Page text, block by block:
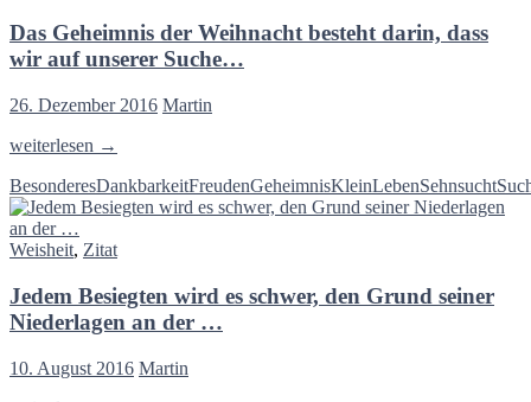
uns
nicht
aufgibt,
nur
weil
es
…
Das Geheimnis der Weihnacht besteht darin, dass
wir auf unserer Suche…
26. Dezember 2016 Martin
Das
der
Weihnacht
besteht
darin,
wir
auf
unserer
Suche…
weiterlesen →
BesonderesDankbarkeitFreudenGeheimnisKleinLebenSehnsucht
Weisheit, Zitat
Jedem Besiegten wird es schwer, den Grund seiner
Niederlagen an der …
10. August 2016 Martin